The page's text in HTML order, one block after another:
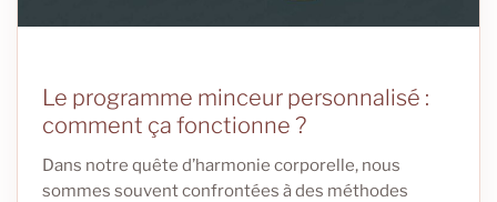
Le programme minceur personnalisé :
comment ça fonctionne ?
Dans notre quête d’harmonie corporelle, nous
sommes souvent confrontées à des méthodes